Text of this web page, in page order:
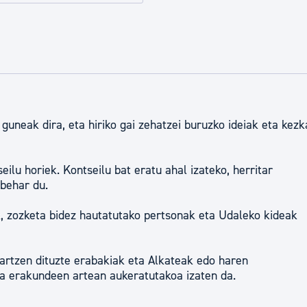
dira, eta hiriko gai zehatzei buruzko ideiak eta
horiek. Kontseilu bat eratu ahal izateko, herritar
du.
bidez hautatutako pertsonak eta Udaleko kideak
dituzte erabakiak eta Alkateak edo haren
erakundeen artean aukeratutakoa izaten da.